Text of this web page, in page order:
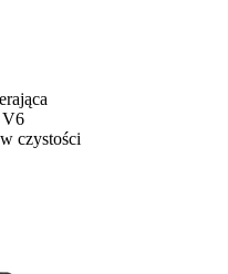
V6
czystości